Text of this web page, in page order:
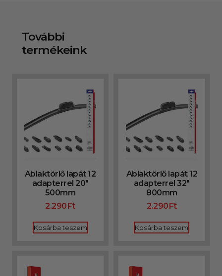
További
termékeink
Ablaktörlő lapát 12
adapterrel 20″
500mm
2.290Ft
Kosárba teszem
Ablaktörlő lapát 12
adapterrel 32″
800mm
2.290Ft
Kosárba teszem